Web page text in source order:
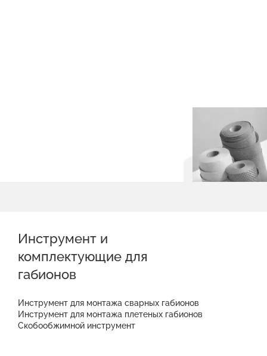
Инструмент и
комплектующие для
габионов
Инструмент для монтажа сварных габионов
Инструмент для монтажа плетеных габионов
Скобообжимной инструмент